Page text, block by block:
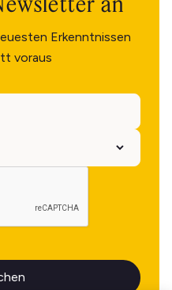
Erkenntnissen
voraus